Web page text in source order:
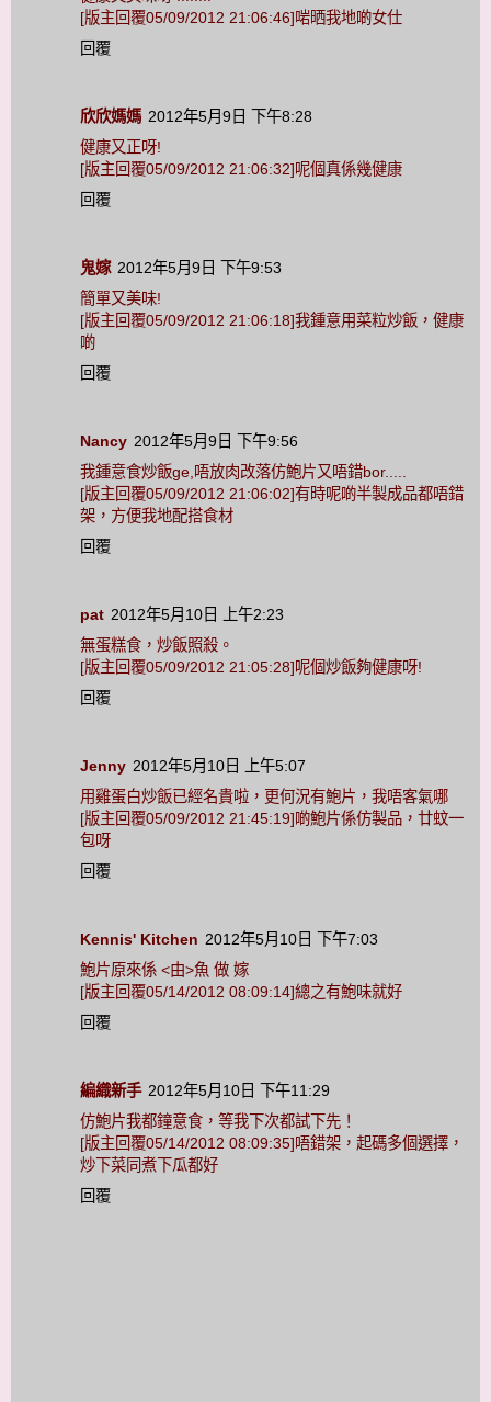
[版主回覆05/09/2012 21:06:46]啱晒我地啲女仕
回覆
欣欣媽媽 2012年5月9日 下午8:28
健康又正呀!
[版主回覆05/09/2012 21:06:32]呢個真係幾健康
回覆
鬼嫁 2012年5月9日 下午9:53
簡單又美味!
[版主回覆05/09/2012 21:06:18]我鍾意用菜粒炒飯，健康
啲
回覆
Nancy 2012年5月9日 下午9:56
我鍾意食炒飯ge,唔放肉改落仿鮑片又唔錯bor.....
[版主回覆05/09/2012 21:06:02]有時呢啲半製成品都唔錯
架，方便我地配搭食材
回覆
pat 2012年5月10日 上午2:23
無蛋糕食，炒飯照殺。
[版主回覆05/09/2012 21:05:28]呢個炒飯夠健康呀!
回覆
Jenny 2012年5月10日 上午5:07
用雞蛋白炒飯已經名貴啦，更何況有鮑片，我唔客氣哪
[版主回覆05/09/2012 21:45:19]啲鮑片係仿製品，廿蚊一
包呀
回覆
Kennis' Kitchen 2012年5月10日 下午7:03
鮑片原來係 <由>魚 做 嫁
[版主回覆05/14/2012 08:09:14]總之有鮑味就好
回覆
編織新手 2012年5月10日 下午11:29
仿鮑片我都鐘意食，等我下次都試下先！
[版主回覆05/14/2012 08:09:35]唔錯架，起碼多個選擇，
炒下菜同煮下瓜都好
回覆